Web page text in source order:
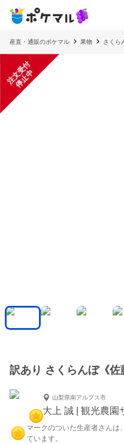
産直・通販のポケマル 果物 さくら
注
文
受
付
停
止
中
訳あり さくらんぼ《
山梨県南アルプス市
大上 誠 | 観光農園
マークのついた生産者さんは
ています。